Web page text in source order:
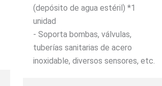
(depósito de agua estéril) *1
unidad
- Soporta bombas, válvulas,
tuberías sanitarias de acero
inoxidable, diversos sensores, etc.